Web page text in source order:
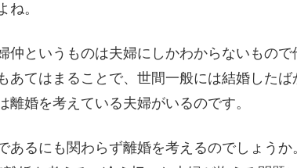
ね。
仲というものは夫婦にしかわからないもの
あてはまることで、世間一般には結婚した
離婚を考えている夫婦がいるのです。
あるにも関わらず離婚を考えるのでしょう